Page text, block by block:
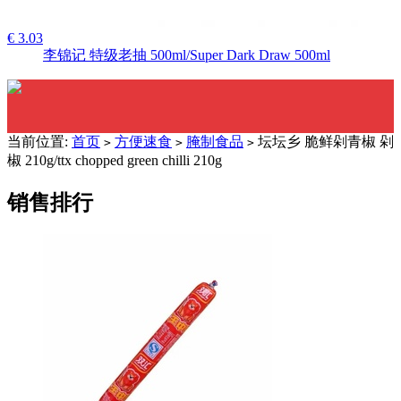
€ 3.03
李锦记 特级老抽 500ml/Super Dark Draw 500ml
当前位置: 首页 > 方便速食 > 腌制食品 > 坛坛乡 脆鲜剁青椒 剁
椒 210g/ttx chopped green chilli 210g
销售排行